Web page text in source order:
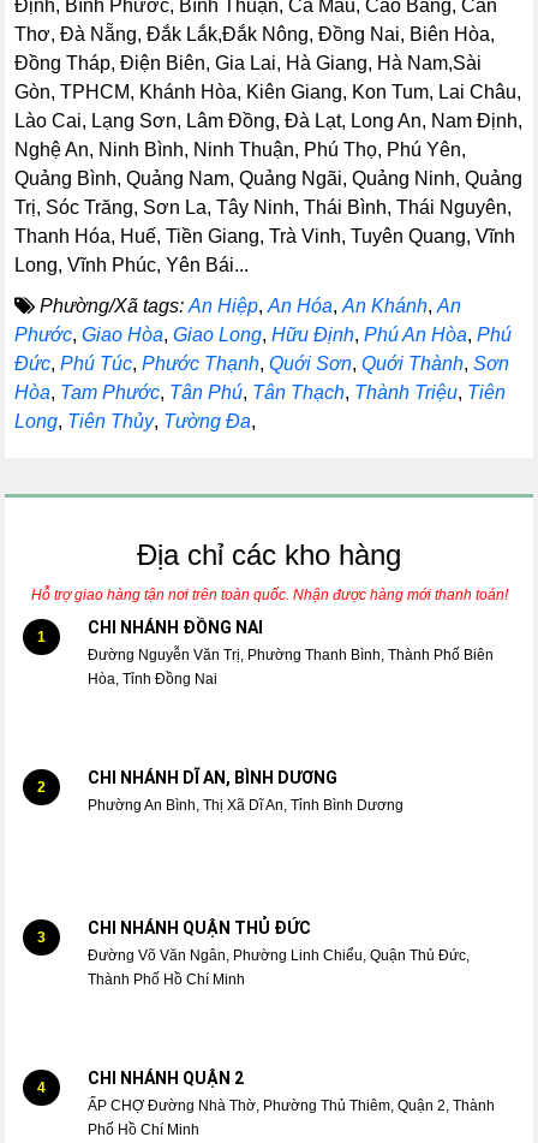
Định, Bình Phước, Bình Thuận, Cà Mau, Cao Bằng, Cần
Thơ, Đà Nẵng, Đắk Lắk,Đắk Nông, Đồng Nai, Biên Hòa,
Đồng Tháp, Điện Biên, Gia Lai, Hà Giang, Hà Nam,Sài
Gòn, TPHCM, Khánh Hòa, Kiên Giang, Kon Tum, Lai Châu,
Lào Cai, Lạng Sơn, Lâm Đồng, Đà Lạt, Long An, Nam Định,
Nghệ An, Ninh Bình, Ninh Thuận, Phú Thọ, Phú Yên,
Quảng Bình, Quảng Nam, Quảng Ngãi, Quảng Ninh, Quảng
Trị, Sóc Trăng, Sơn La, Tây Ninh, Thái Bình, Thái Nguyên,
Thanh Hóa, Huế, Tiền Giang, Trà Vinh, Tuyên Quang, Vĩnh
Long, Vĩnh Phúc, Yên Bái...
Phường/Xã tags: An Hiệp,An Hóa,An Khánh,An
Phước,Giao Hòa,Giao Long,Hữu Định,Phú An Hòa,Phú
Đức,Phú Túc,Phước Thạnh,Quới Sơn,Quới Thành,Sơn
Hòa, Tam Phước, Tân Phú, Tân Thạch, Thành Triệu, Tiên
Long, Tiên Thủy, Tường Đa,
Địa chỉ các kho hàng
Hỗ trợ giao hàng tận nơi trên toàn quốc. Nhận được hàng mới thanh toán!
1 CHI NHÁNH ĐỒNG NAI
Đường Nguyễn Văn Trị, Phường Thanh Bình, Thành Phố Biên
Hòa, Tỉnh Đồng Nai
2 CHI NHÁNH DĨ AN, BÌNH DƯƠNG
Phường An Bình, Thị Xã Dĩ An, Tỉnh Bình Dương
3 CHI NHÁNH QUẬN THỦ ĐỨC
Đường Võ Văn Ngân, Phường Linh Chiểu, Quận Thủ Đức,
Thành Phố Hồ Chí Minh
4 CHI NHÁNH QUẬN 2
ẤP CHỢ Đường Nhà Thờ, Phường Thủ Thiêm, Quận 2, Thành
Phố Hồ Chí Minh